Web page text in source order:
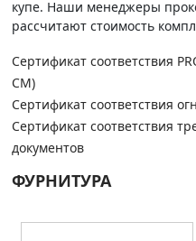
купе. Наши менеджеры
рассчитают стоимость
Сертификат соответствия
СМ)
Сертификат соответствия
Сертификат соответствия
документов
ФУРНИТУРА